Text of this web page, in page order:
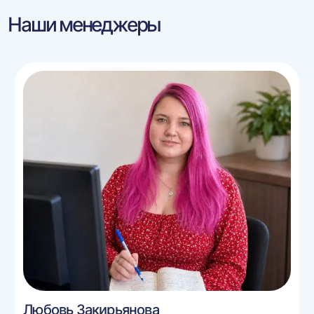
Наши менеджеры
Любовь Закирьянова